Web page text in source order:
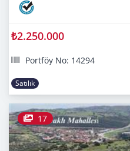
₺2.250.000
Portföy No: 14294
Satılık
17